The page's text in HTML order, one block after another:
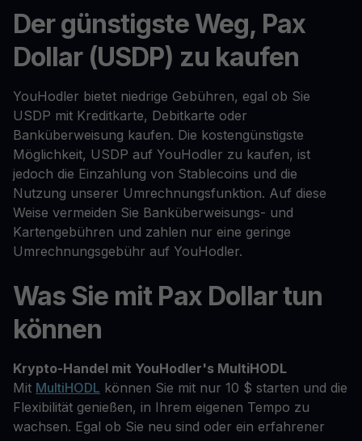
Der günstigste Weg, Pax
Dollar (USDP) zu kaufen
YouHodler bietet niedrige Gebühren, egal ob Sie
USDP mit Kreditkarte, Debitkarte oder
Banküberweisung kaufen. Die kostengünstigste
Möglichkeit, USDP auf YouHodler zu kaufen, ist
jedoch die Einzahlung von Stablecoins und die
Nutzung unserer Umrechnungsfunktion. Auf diese
Weise vermeiden Sie Banküberweisungs- und
Kartengebühren und zahlen nur eine geringe
Umrechnungsgebühr auf YouHodler.
Was Sie mit Pax Dollar tun
können
Krypto-Handel mit YouHodler's MultiHODL
Mit MultiHODL können Sie mit nur 10 $ starten und die
Flexibilität genießen, in Ihrem eigenen Tempo zu
wachsen. Egal ob Sie neu sind oder ein erfahrener